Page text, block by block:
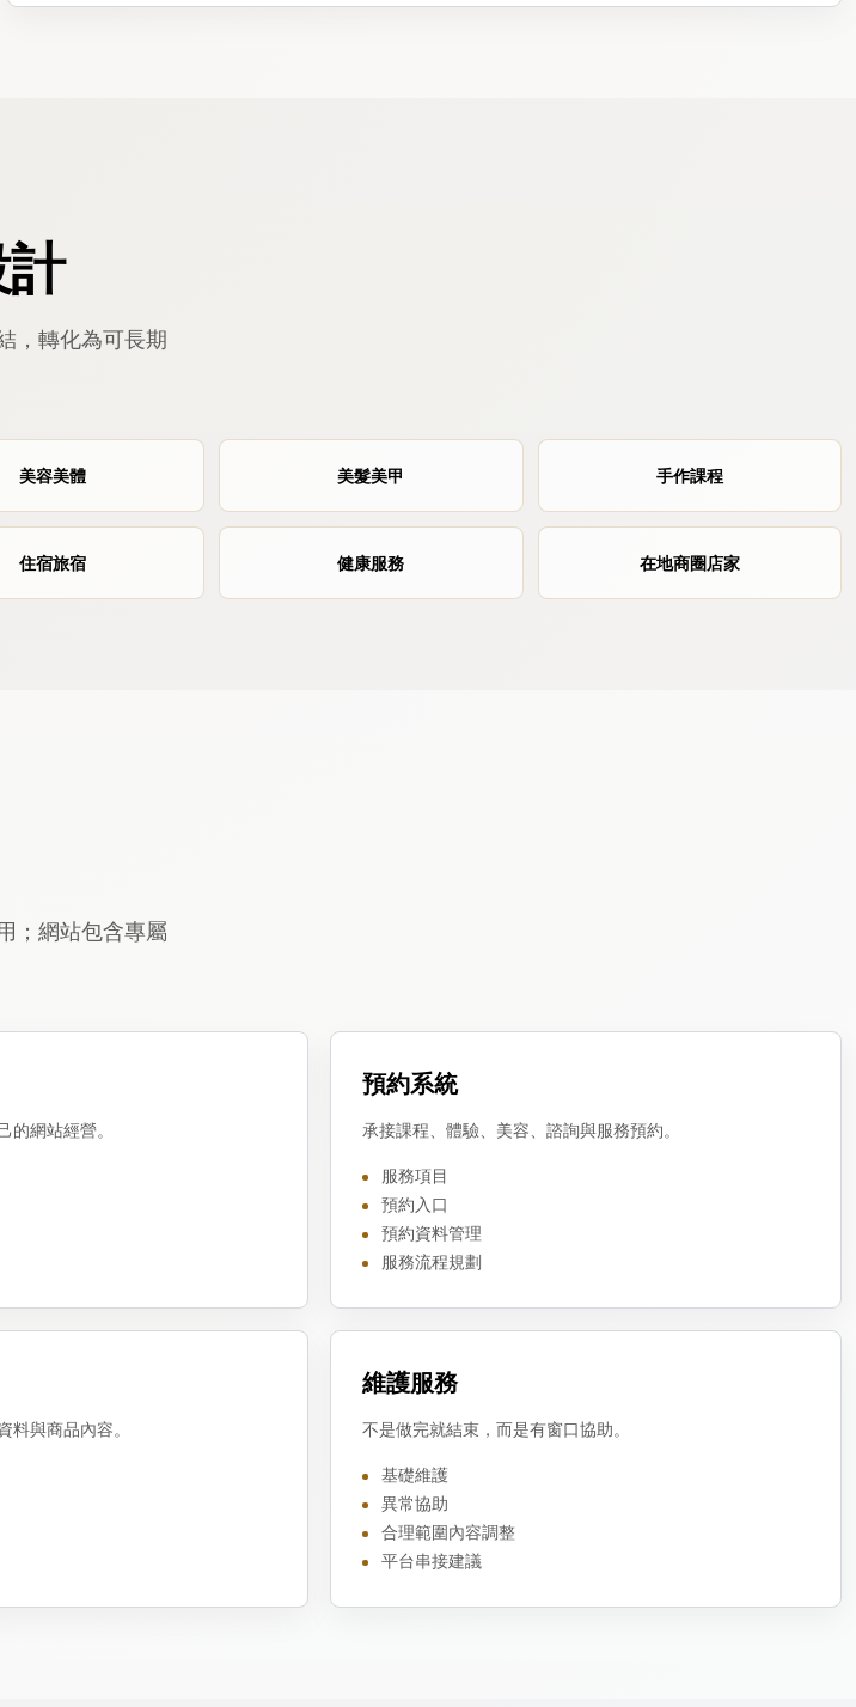
，轉化為可長期
美容美體 美髮美甲 手作課程
住宿旅宿 健康服務 在地商圈店家
；網站包含專屬
的網站經營。
預約系統
承接課程、體驗、美容、諮詢與服務預約。
服務項目
預約入口
預約資料管理
服務流程規劃
料與商品內容。
維護服務
不是做完就結束，而是有窗口協助。
基礎維護
異常協助
合理範圍內容調整
平台串接建議